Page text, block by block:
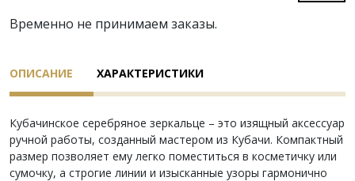
Временно не принимаем заказы.
ОПИСАНИЕ ХАРАКТЕРИСТИКИ
Кубачинское серебряное зеркальце – это изящный аксессуар
ручной работы, созданный мастером из Кубачи. Компактный
размер позволяет ему легко поместиться в косметичку или
сумочку, а строгие линии и изысканные узоры гармонично